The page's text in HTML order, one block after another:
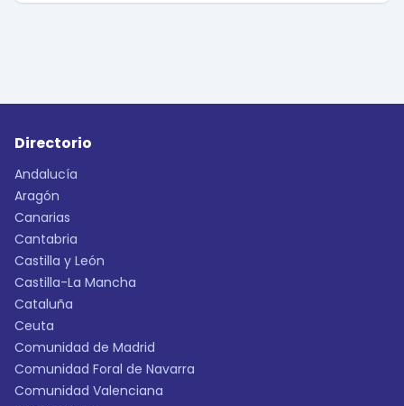
Directorio
Andalucía
Aragón
Canarias
Cantabria
Castilla y León
Castilla-La Mancha
Cataluña
Ceuta
Comunidad de Madrid
Comunidad Foral de Navarra
Comunidad Valenciana